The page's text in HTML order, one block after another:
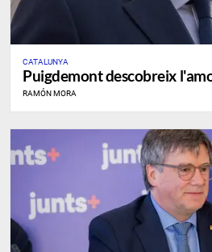
CATALUNYA
Puigdemont descobreix
RAMÓN MORA